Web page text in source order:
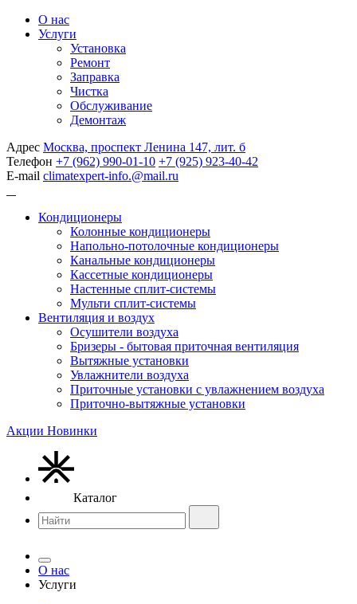
О нас
Услуги
Установка
Ремонт
Заправка
Чистка
Обслуживание
Демонтаж
Адрес Москва, проспект Ленина 147, лит. б
Телефон +7 (962) 990-01-10 +7 (925) 923-40-42
E-mail climatexpert-info.@mail.ru
Кондиционеры
Колонные кондиционеры
Напольно-потолочные кондиционеры
Канальные кондиционеры
Кассетные кондиционеры
Настенные сплит-системы
Мульти сплит-системы
Вентиляция и воздух
Осушители воздуха
Бризеры - бытовая приточная вентиляция
Вытяжные установки
Увлажнители воздуха
Приточные установки с увлажнением воздуха
Приточно-вытяжные установки
Акции Новинки
Каталог
О нас
Услуги